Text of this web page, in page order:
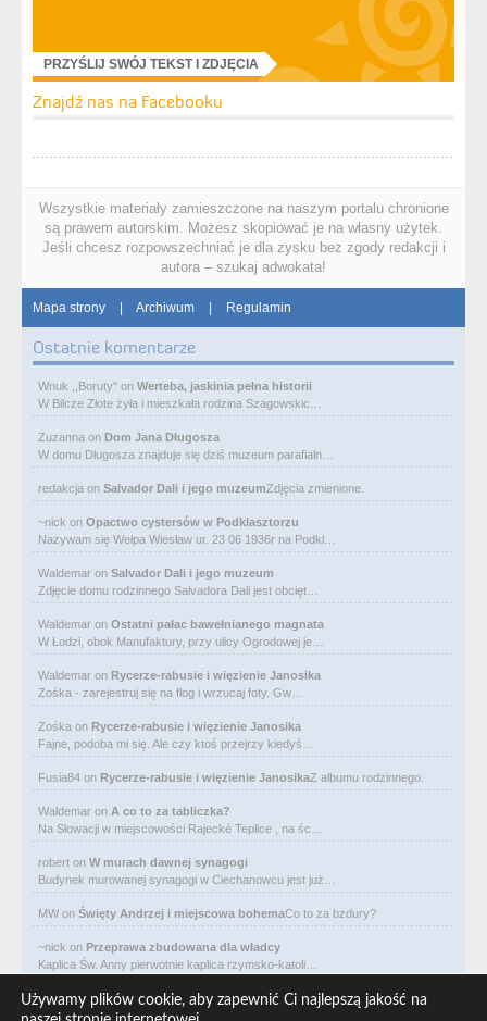
PRZYŚLIJ SWÓJ TEKST I ZDJĘCIA
Znajdź nas na Facebooku
Wszystkie materiały zamieszczone na naszym portalu chronione
są prawem autorskim. Możesz skopiować je na własny użytek.
Jeśli chcesz rozpowszechniać je dla zysku bez zgody redakcji i
autora – szukaj adwokata!
Mapa strony | Archiwum | Regulamin
Ostatnie komentarze
Wnuk ,,Boruty" on Werteba, jaskinia pełna historii
W Bilcze Złote żyła i mieszkała rodzina Szagowskic…
Zuzanna on Dom Jana Długosza
W domu Długosza znajduje się dziś muzeum parafialn…
redakcja on Salvador Dali i jego muzeumZdjęcia zmienione.
~nick on Opactwo cystersów w Podklasztorzu
Nazywam się Wełpa Wiesław ur. 23 06 1936r na Podkl…
Waldemar on Salvador Dali i jego muzeum
Zdjęcie domu rodzinnego Salvadora Dali jest obcięt…
Waldemar on Ostatni pałac bawełnianego magnata
W Łodzi, obok Manufaktury, przy ulicy Ogrodowej je…
Waldemar on Rycerze-rabusie i więzienie Janosika
Zośka - zarejestruj się na flog i wrzucaj foty. Gw…
Zośka on Rycerze-rabusie i więzienie Janosika
Fajne, podoba mi się. Ale czy ktoś przejrzy kiedyś…
Fusia84 on Rycerze-rabusie i więzienie JanosikaZ albumu rodzinnego.
Waldemar on A co to za tabliczka?
Na Słowacji w miejscowości Rajecké Teplice , na śc…
robert on W murach dawnej synagogi
Budynek murowanej synagogi w Ciechanowcu jest już…
MW on Święty Andrzej i miejscowa bohemaCo to za bzdury?
~nick on Przeprawa zbudowana dla władcy
Kaplica Św. Anny pierwotnie kaplica rzymsko-katoli…
Waldemar on Niewolniczy proceder królów Dahomeju
Zwracają uwagę lampy uliczne z bateriami słoneczny…
Używamy plików cookie, aby zapewnić Ci najlepszą jakość na